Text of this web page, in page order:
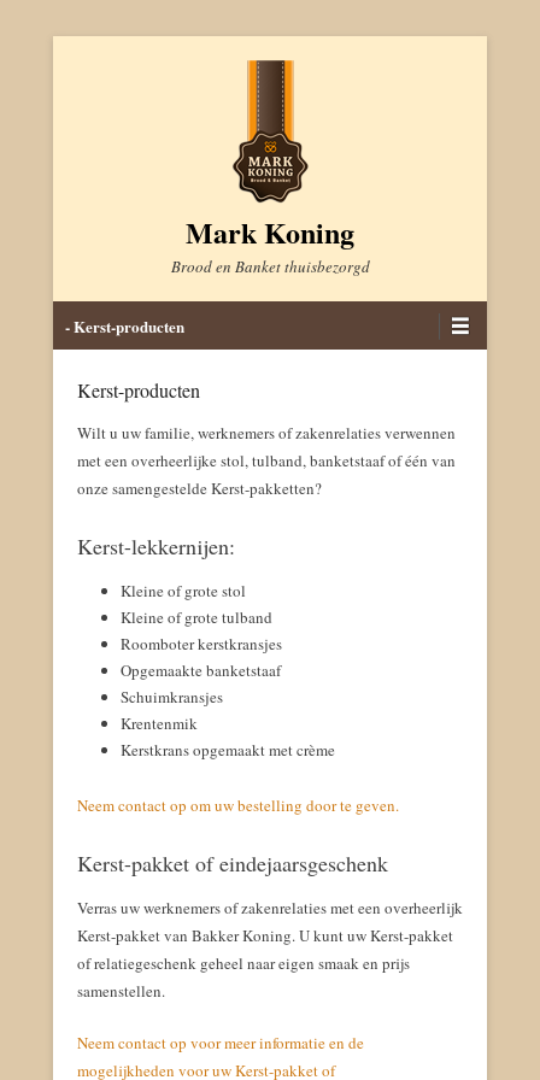
Mark Koning
Brood en Banket thuisbezorgd
- Kerst-producten
Kerst-producten
Wilt u uw familie, werknemers of zakenrelaties verwennen
met een overheerlijke stol, tulband, banketstaaf of één van
onze samengestelde Kerst-pakketten?
Kerst-lekkernijen:
Kleine of grote stol
Kleine of grote tulband
Roomboter kerstkransjes
Opgemaakte banketstaaf
Schuimkransjes
Krentenmik
Kerstkrans opgemaakt met crème
Neem contact op om uw bestelling door te geven.
Kerst-pakket of eindejaarsgeschenk
Verras uw werknemers of zakenrelaties met een overheerlijk
Kerst-pakket van Bakker Koning. U kunt uw Kerst-pakket
of relatiegeschenk geheel naar eigen smaak en prijs
samenstellen.
Neem contact op voor meer informatie en de
mogelijkheden voor uw Kerst-pakket of